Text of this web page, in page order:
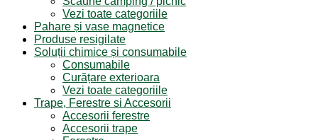
Vezi toate categoriile
Pahare și vase magnetice
Produse resigilate
Soluții chimice și consumabile
Consumabile
Curățare exterioara
Vezi toate categoriile
Trape, Ferestre si Accesorii
Accesorii ferestre
Accesorii trape